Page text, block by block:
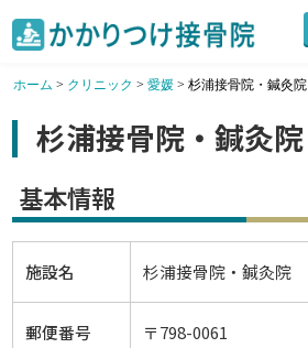
ホーム > クリニック > 愛媛> 杉浦接骨院・鍼灸院
杉浦接骨院・鍼灸院
基本情報
施設名 杉浦接骨院・鍼灸院
郵便番号 〒798-0061